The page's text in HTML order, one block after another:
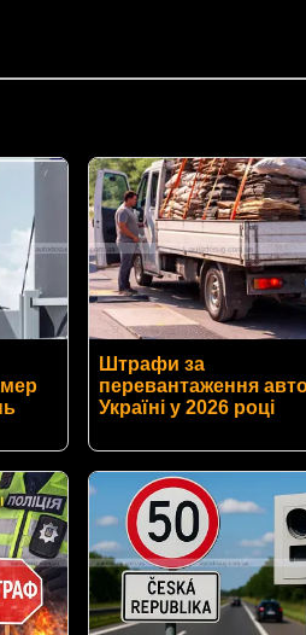
Штрафи за
перевантаження
Україні у 2026 році